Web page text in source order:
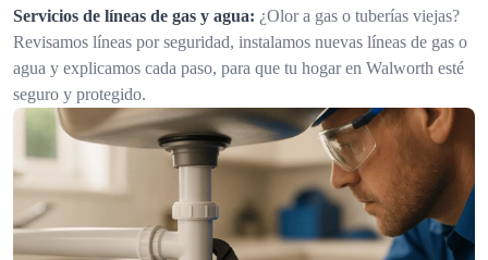
Servicios de líneas de gas y agua: ¿Olor a gas o tuberías viejas?
Revisamos líneas por seguridad, instalamos nuevas líneas de gas o
agua y explicamos cada paso, para que tu hogar en Walworth esté
seguro y protegido.